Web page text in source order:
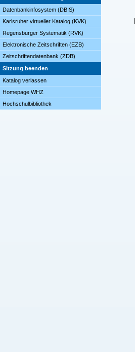
Datenbankinfosystem (DBIS)
Karlsruher virtueller Katalog (KVK)
Regensburger Systematik (RVK)
Elektronische Zeitschriften (EZB)
Zeitschriftendatenbank (ZDB)
Sitzung beenden
Katalog verlassen
Homepage WHZ
Hochschulbibliothek